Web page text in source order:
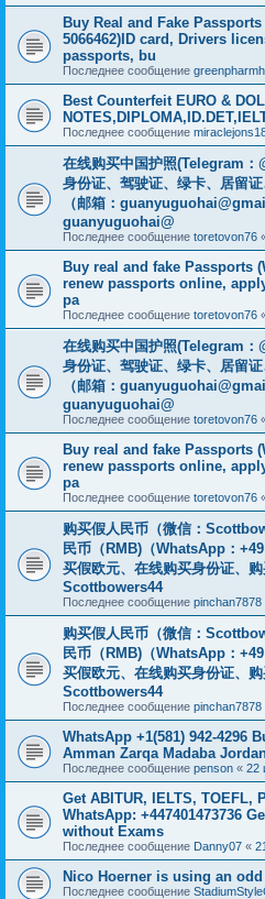
Buy Real and Fake
5066462)ID card, Drivers
passports, bu
Последнее сообщение
Best Counterfeit EURO &
Последнее сообщение
在线购买中国护照(Telegram：
身份证、驾驶证、绿卡、居留
（邮箱：
guanyuguohai@
Последнее сообщение toretovon76
Buy real and fake Passports
renew passports online,
pa
Последнее сообщение toretovon76
在线购买中国护照(Telegram：
身份证、驾驶证、绿卡、居留
（邮箱：
guanyuguohai@
Последнее сообщение toretovon76
Buy real and fake Passports
renew passports online,
pa
Последнее сообщение toretovon76
购买假人民币（微信：
民币（RMB)（WhatsApp：
买假欧元、在线购买身份证、
Scottbowers44
Последнее сообщение pinchan7878
购买假人民币（微信：
民币（RMB)（WhatsApp：
买假欧元、在线购买身份证、
Scottbowers44
Последнее сообщение pinchan7878
WhatsApp +1(581) 942-4296
Amman Zarqa Madaba
Последнее сообщение penson « 22
Get ABITUR, IELTS, TOEFL,
WhatsApp: +447401473736
without Exams
Последнее сообщение Danny07 «
Nico Hoerner is using an
Последнее сообщение